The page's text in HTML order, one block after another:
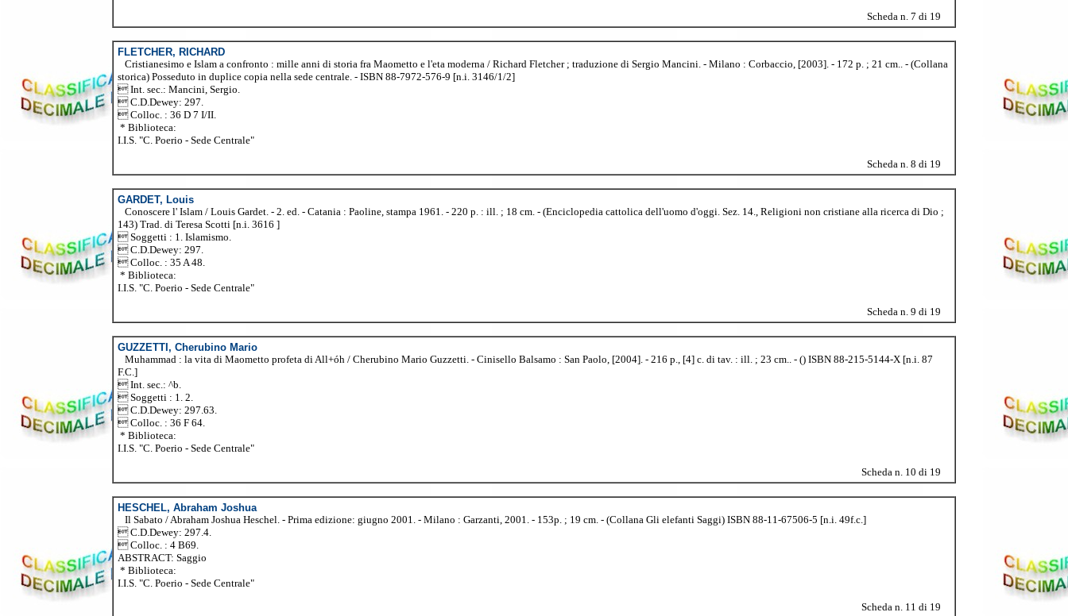
Scheda n. 7 di 19
FLETCHER, RICHARD
Cristianesimo e Islam a confronto : mille anni di storia fra Maometto e l'eta moderna / Richard Fletcher ; traduzione di Sergio Mancini. - Milano : Corbaccio, [2003]. - 172 p. ; 21 cm.. - (Collana
storica) Posseduto in duplice copia nella sede centrale. - ISBN 88-7972-576-9 [n.i. 3146/1/2]
 Int. sec.: Mancini, Sergio.
 C.D.Dewey: 297.
 Colloc. : 36 D 7 I/II.
* Biblioteca:
I.I.S. "C. Poerio - Sede Centrale"
Scheda n. 8 di 19
GARDET, Louis
Conoscere l' Islam / Louis Gardet. - 2. ed. - Catania : Paoline, stampa 1961. - 220 p. : ill. ; 18 cm. - (Enciclopedia cattolica dell'uomo d'oggi. Sez. 14., Religioni non cristiane alla ricerca di Dio ;
143) Trad. di Teresa Scotti [n.i. 3616 ]
 Soggetti : 1. Islamismo.
 C.D.Dewey: 297.
 Colloc. : 35 A 48.
* Biblioteca:
I.I.S. "C. Poerio - Sede Centrale"
Scheda n. 9 di 19
GUZZETTI, Cherubino Mario
Muhammad : la vita di Maometto profeta di All+óh / Cherubino Mario Guzzetti. - Cinisello Balsamo : San Paolo, [2004]. - 216 p., [4] c. di tav. : ill. ; 23 cm.. - () ISBN 88-215-5144-X [n.i. 87
F.C.]
 Int. sec.: ^b.
 Soggetti : 1. 2.
 C.D.Dewey: 297.63.
 Colloc. : 36 F 64.
* Biblioteca:
I.I.S. "C. Poerio - Sede Centrale"
Scheda n. 10 di 19
HESCHEL, Abraham Joshua
Il Sabato / Abraham Joshua Heschel. - Prima edizione: giugno 2001. - Milano : Garzanti, 2001. - 153p. ; 19 cm. - (Collana Gli elefanti Saggi) ISBN 88-11-67506-5 [n.i. 49f.c.]
 C.D.Dewey: 297.4.
 Colloc. : 4 B69.
ABSTRACT: Saggio
* Biblioteca:
I.I.S. "C. Poerio - Sede Centrale"
Scheda n. 11 di 19